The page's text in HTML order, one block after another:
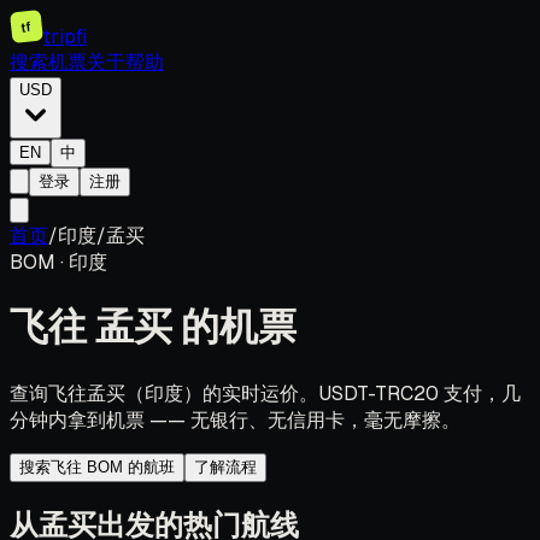
tf
tripfi
搜索机票关于帮助
USD
EN
中
登录
注册
首页/印度/孟买
BOM · 印度
飞往孟买 的机票
查询飞往孟买（印度）的实时运价。USDT-TRC20 支付，几
分钟内拿到机票 —— 无银行、无信用卡，毫无摩擦。
搜索飞往 BOM 的航班 了解流程
从孟买出发的热门航线